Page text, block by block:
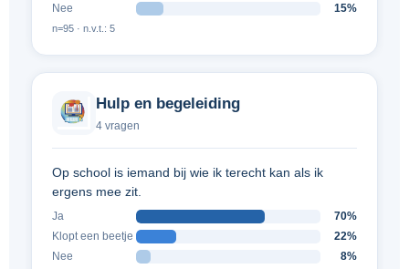
Nee
15%
n=95 · n.v.t.: 5
Hulp en begeleiding
4 vragen
Op school is iemand bij wie ik terecht kan als ik
ergens mee zit.
Ja
70%
Klopt een beetje
22%
Nee
8%